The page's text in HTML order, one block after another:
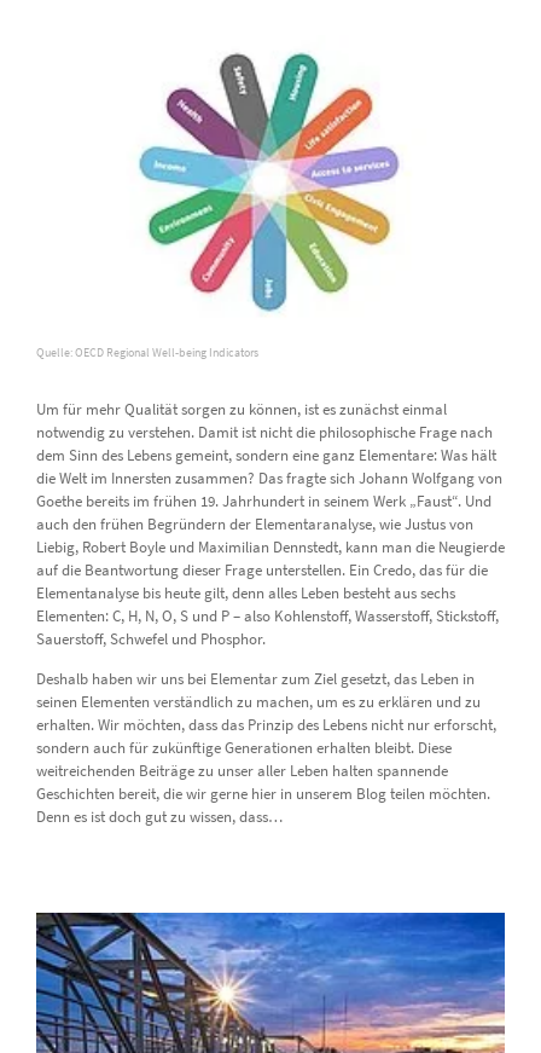
Quelle: OECD Regional Well-being Indicators
Um für mehr Qualität sorgen zu können, ist es zunächst einmal
notwendig zu verstehen. Damit ist nicht die philosophische Frage nach
dem Sinn des Lebens gemeint, sondern eine ganz Elementare: Was hält
die Welt im Innersten zusammen? Das fragte sich Johann Wolfgang von
Goethe bereits im frühen 19. Jahrhundert in seinem Werk „Faust“. Und
auch den frühen Begründern der Elementaranalyse, wie Justus von
Liebig, Robert Boyle und Maximilian Dennstedt, kann man die Neugierde
auf die Beantwortung dieser Frage unterstellen. Ein Credo, das für die
Elementanalyse bis heute gilt, denn alles Leben besteht aus sechs
Elementen: C, H, N, O, S und P – also Kohlenstoff, Wasserstoff, Stickstoff,
Sauerstoff, Schwefel und Phosphor.
Deshalb haben wir uns bei Elementar zum Ziel gesetzt, das Leben in
seinen Elementen verständlich zu machen, um es zu erklären und zu
erhalten. Wir möchten, dass das Prinzip des Lebens nicht nur erforscht,
sondern auch für zukünftige Generationen erhalten bleibt. Diese
weitreichenden Beiträge zu unser aller Leben halten spannende
Geschichten bereit, die wir gerne hier in unserem Blog teilen möchten.
Denn es ist doch gut zu wissen, dass…